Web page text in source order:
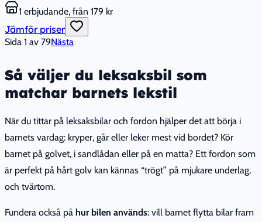
1 erbjudande, från 179 kr
Jämför priser
Sida 1 av 79Nästa
Så väljer du leksaksbil som
matchar barnets lekstil
När du tittar på leksaksbilar och fordon hjälper det att börja i
barnets vardag: kryper, går eller leker mest vid bordet? Kör
barnet på golvet, i sandlådan eller på en matta? Ett fordon som
är perfekt på hårt golv kan kännas “trögt” på mjukare underlag,
och tvärtom.
Fundera också på hur bilen används: vill barnet flytta bilar fram